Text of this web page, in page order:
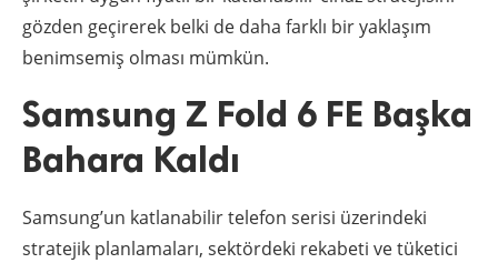
gözden geçirerek belki de daha farklı bir yaklaşım
benimsemiş olması mümkün.
Samsung Z Fold 6 FE Başka
Bahara Kaldı
Samsung’un katlanabilir telefon serisi üzerindeki
stratejik planlamaları, sektördeki rekabeti ve tüketici